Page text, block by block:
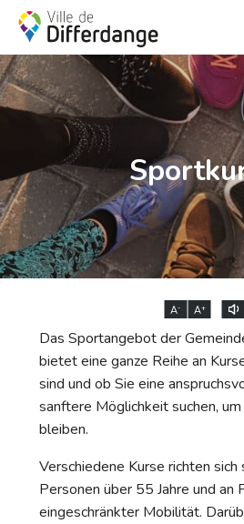
A- A+
Das Sportangebot der
bietet eine ganze Reihe an
sind und ob Sie eine
sanftere Möglichkeit suchen,
bleiben.
Verschiedene Kurse richten sich
Personen über 55 Jahre und an
eingeschränkter Mobilität.